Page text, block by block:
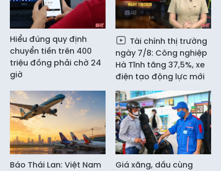
Hiểu đúng quy định
chuyển tiền trên 400
triệu đồng phải chờ 24
giờ
Tài chính thị trường
ngày 7/8: Công nghiệp
Hà Tĩnh tăng 37,5%, xe
điện tạo động lực mới
Báo Thái Lan: Việt Nam
Giá xăng, dầu cùng